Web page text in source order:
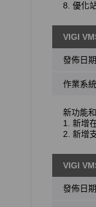
8. 優化
VIGI
發佈日
作業系
新功能
1. 新增
2. 新增
VIGI
發佈日